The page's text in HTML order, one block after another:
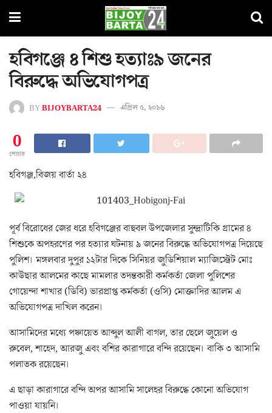
হবিগঞ্জে ৪ শিশু হত্যাঃ৯ জনের
বিরুদ্ধে অভিযোগপত্র
BYBIJOYBARTA24 এপ্রিল ৫, ২০১৬
0
শেয়ার
হবিগঞ্জ,বিজয় বার্তা ২৪
পূর্ব বিরোধের জের ধরে হবিগঞ্জের বাহুবল উপজেলার সুন্দ্রাটিকি গ্রামের ৪
শিশুকে অপহরণের পর হত্যার ঘটনায় ৯ জনের বিরুদ্ধে অভিযোগপত্র দিয়েছে
পুলিশ। মঙ্গলবার দুপুর ১২টার দিকে সিনিয়র জুডিশিয়াল ম্যাজিস্ট্রেট মোঃ
কাউছার আলমের কাছে মামলার তদন্তকারী কর্মকর্তা জেলা পুলিশের
গোয়েন্দা শাখার (ডিবি) ভারপ্রাপ্ত কর্মকর্তা (ওসি) মোক্তাদির আলম এ
অভিযোগপত্র দাখিল করেন।
আসামিদের মধ্যে পঞ্চায়েত আব্দুল আলী বাগল, তার ছেলে জুয়েল ও
রুবেল, শাহেদ, আরজু এবং বশির কারাগারে বন্দি রয়েছেন। বাকি ৩ আসামি
পলাতক রয়েছেন।
এ ছাড়া কারাগারে বন্দি অপর আসামি সালেহর বিরুদ্ধে কোনো অভিযোগ
পাওয়া যায়নি।